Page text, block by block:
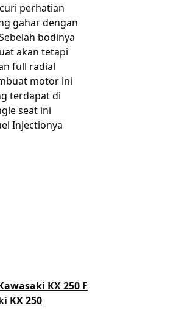
perhatian
gahar dengan
bodinya
akan tetapi
full radial
motor ini
terdapat di
seat ini
Injectionya
KX 250 F
KX 250